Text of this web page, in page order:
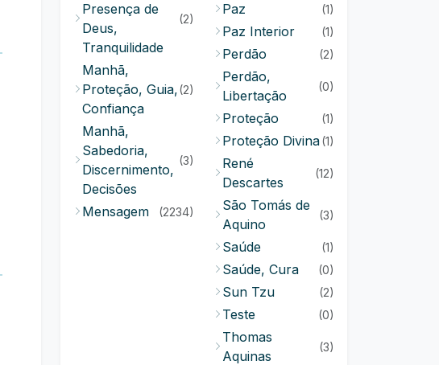
Presença de
Deus,
Tranquilidade
(2)
Manhã,
Proteção, Guia,
Confiança
(2)
Manhã,
Sabedoria,
Discernimento,
Decisões
(3)
Mensagem (2234)
Paz (1)
Paz Interior (1)
Perdão (2)
Perdão,
Libertação
(0)
Proteção (1)
Proteção Divina(1)
René
Descartes
(12)
São Tomás de
Aquino
(3)
Saúde (1)
Saúde, Cura (0)
Sun Tzu (2)
Teste (0)
Thomas
Aquinas
(3)